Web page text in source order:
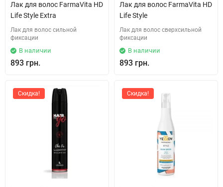
Лак для волос FarmaVita HD
Life Style Extra
Лак для волос сильной
фиксации
В наличии
893 грн.
Лак для волос FarmaVita HD
Life Style
Лак для волос сверхсильной
фиксации
В наличии
893 грн.
Скидка! Скидка!